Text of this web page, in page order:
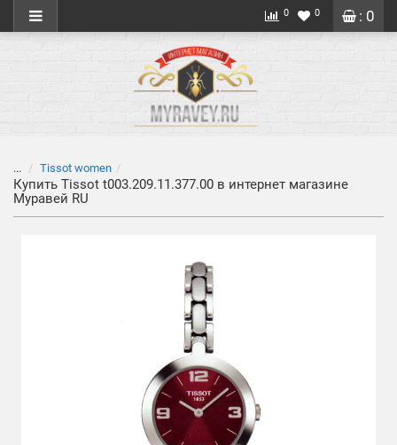
: 0
0 0
... Tissot women
Купить Tissot t003.209.11.377.00 в интернет магазине
Муравей RU